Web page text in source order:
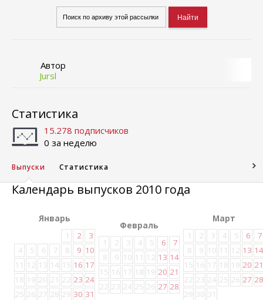
Автор
Jursl
Статистика
15.278 подписчиков
0 за неделю
Выпуски Статистика
Календарь выпусков 2010 года
Январь
1
2
3
4
5 6 7 8 9 10
11 12 13 14 15 16 17
18 19 20 21 22 23 24
25 26 27 28 29 30 31
Февраль
1
2 3 4 5 6
7
8
9 10 11 12 13 14
15 16 17 18 19 20 21
22 23 24 25 26 27 28
Март
1
2 3 4 5 6
7
8
9 10 11 12 13 14
15 16 17 18 19 20 21
22 23 24 25 26 27 28
29 30 31